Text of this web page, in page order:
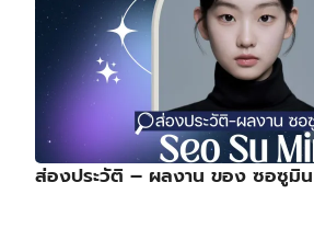
ส่องประวัติ – ผลงาน ของ ซอซูมิ